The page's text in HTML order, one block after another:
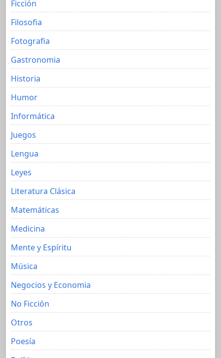
Ficción
Filosofia
Fotografia
Gastronomia
Historia
Humor
Informática
Juegos
Lengua
Leyes
Literatura Clásica
Matemáticas
Medicina
Mente y Espíritu
Música
Negocios y Economia
No Ficción
Otros
Poesía